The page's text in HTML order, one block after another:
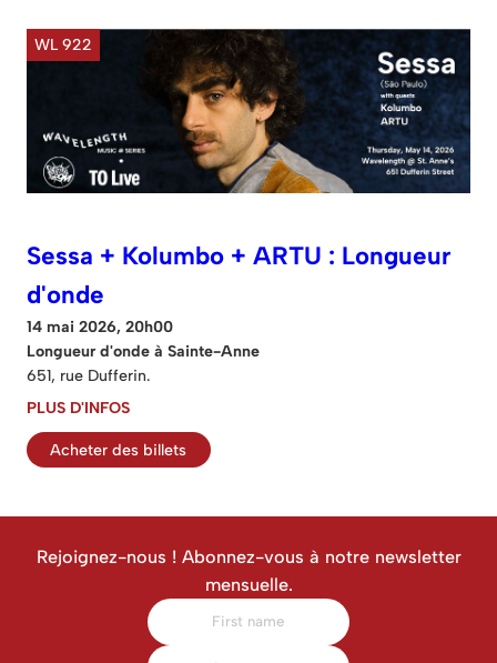
WL 922
Sessa + Kolumbo + ARTU : Longueur
d'onde
14 mai 2026, 20h00
Longueur d'onde à Sainte-Anne
651, rue Dufferin.
PLUS D'INFOS
Acheter des billets
Rejoignez-nous ! Abonnez-vous à notre newsletter
mensuelle.